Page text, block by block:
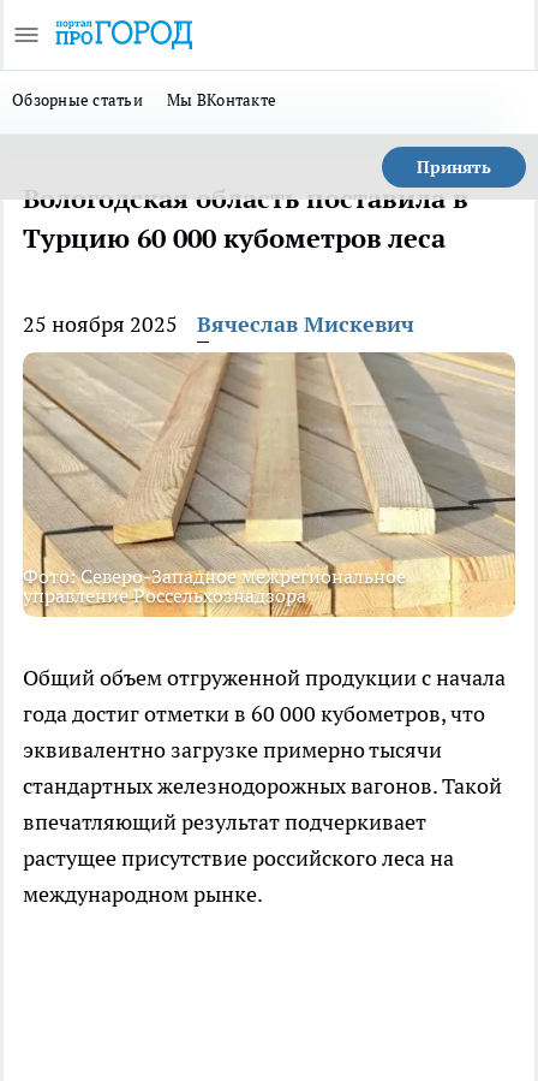
Обзорные статьи Мы ВКонтакте
Принять
Вологодская область поставила в
Турцию 60 000 кубометров леса
25 ноября 2025 Вячеслав Мискевич
Фото: Северо-Западное межрегиональное
управление Россельхознадзора
Общий объем отгруженной продукции с начала
года достиг отметки в 60 000 кубометров, что
эквивалентно загрузке примерно тысячи
стандартных железнодорожных вагонов. Такой
впечатляющий результат подчеркивает
растущее присутствие российского леса на
международном рынке.